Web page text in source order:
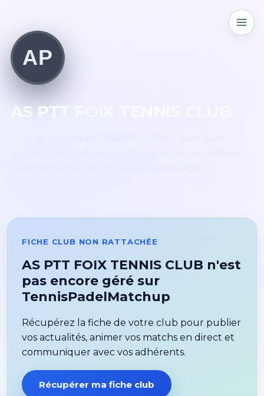
AP
AS PTT FOIX TENNIS CLUB
FICHE CLUB NON RATTACHÉE
AS PTT FOIX TENNIS CLUB n'est
pas encore géré sur
TennisPadelMatchup
Récupérez la fiche de votre club pour publier
vos actualités, animer vos matchs en direct et
communiquer avec vos adhérents.
Récupérer ma fiche club